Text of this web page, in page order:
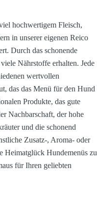
hochwertigem Fleisch,
in unserer eigenen Reico
Durch das schonende
Nährstoffe erhalten. Jede
wertvollen
das das Menü für den Hund
Produkte, das gute
Nachbarschaft, der hohe
und die schonend
Zusatz-, Aroma- oder
Heimatglück Hundemenüs zu
für Ihren geliebten